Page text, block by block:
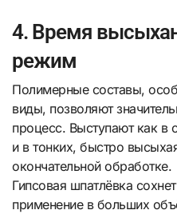
4. Время
режим
Полимерные составы,
виды, позволяют
процесс. Выступают как в
и в тонких, быстро
окончательной обработке.
Гипсовая шпатлёвка
применение в больших